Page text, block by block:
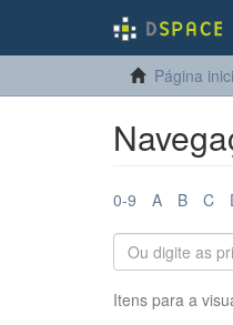
Página
0-9 A B C
Itens para a